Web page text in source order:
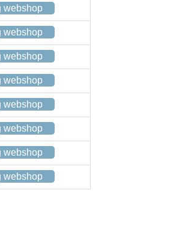
webshop
webshop
webshop
webshop
webshop
webshop
webshop
webshop